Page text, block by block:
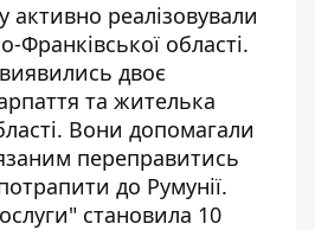
активно реалізовували
Франківської області.
двоє
та жителька
Вони допомагали
переправитись
до Румунії.
становила 10